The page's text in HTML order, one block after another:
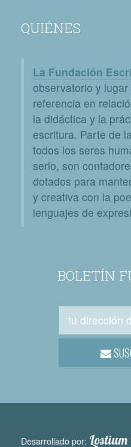
QUIÉNES
La Fundación
observatorio y
referencia en
la didáctica y la
escritura. Parte de
todos los seres
serlo, son
dotados para
y creativa con la
lenguajes de
BOLETÍN
Desarrollado por: